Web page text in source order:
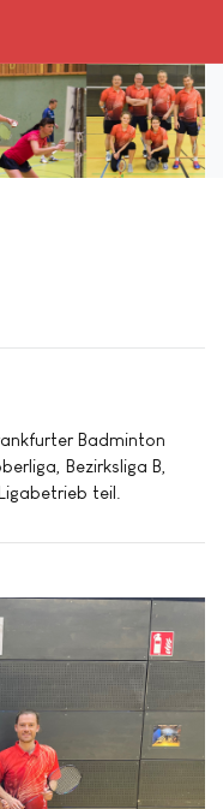
Badminton
Bezirksliga B,
teil.